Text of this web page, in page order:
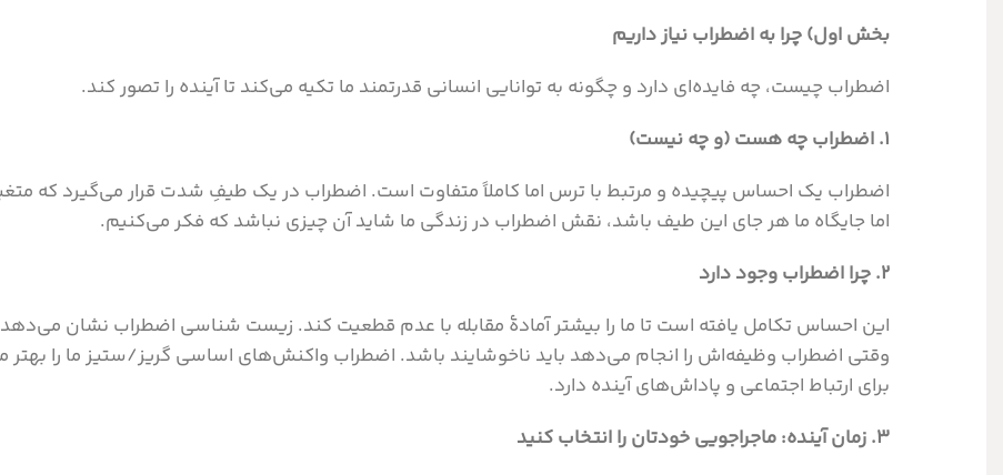
بخش اول) چرا به اضطراب نیاز داریم
اضطراب چیست، چه فایده‌ای دارد و چگونه به توانایی انسانی قدرتمند ما تکیه می‌کند تا آینده را تصور کند.
۱. اضطراب چه هست (و چه نیست)
اضطراب یک احساس پیچیده و مرتبط با ترس اما کاملاً متفاوت است. اضطراب در یک طیفِ شدت قرار می‌گیرد که
اما جایگاه ما هر جای این طیف باشد، نقش اضطراب در زندگی ما شاید آن چیزی نباشد که فکر می‌کنیم.
۲. چرا اضطراب وجود دارد
این احساس تکامل یافته است تا ما را بیشتر آمادۀ مقابله با عدم قطعیت کند. زیست شناسی اضطراب نشان می‌دهد
وقتی اضطراب وظیفه‌اش را انجام می‌دهد باید ناخوشایند باشد. اضطراب واکنش‌های اساسی گریز/ستیز ما را بهتر
برای ارتباط اجتماعی و پاداش‌های آینده دارد.
۳. زمان آینده: ماجراجویی خودتان را انتخاب کنید